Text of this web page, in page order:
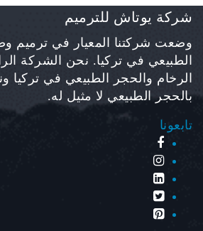
شركة يوتاش للترميم
وضعت شركتنا المعيار في ترميم
الطبيعي في تركيا. نحن الشركة
الرخام والحجر الطبيعي في تركيا
بالحجر الطبيعي لا مثيل له.
تابعونا